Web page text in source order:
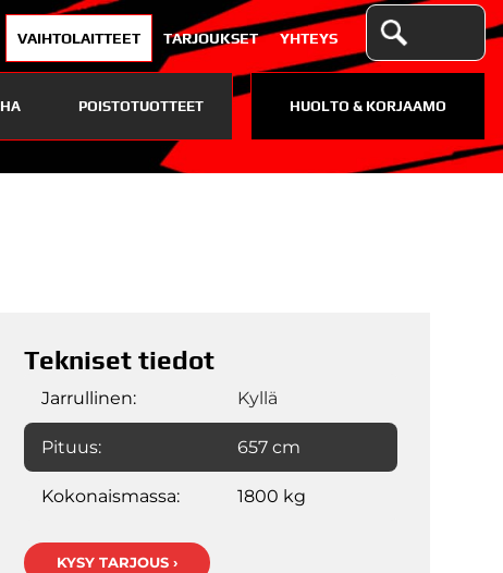
VAIHTOLAITTEET TARJOUKSET YHTEYS
POISTOTUOTTEET HUOLTO & KORJAAMO
Tekniset tiedot
Jarrullinen: Kyllä
Pituus: 657 cm
Kokonaismassa: 1800 kg
KYSY TARJOUS ›